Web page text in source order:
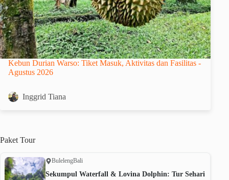
Kebun Durian Warso: Tiket Masuk, Aktivitas dan Fasilitas -
Agustus 2026
Inggrid Tiana
Paket Tour
BulelengBali
Sekumpul Waterfall & Lovina Dolphin: Tur Sehari